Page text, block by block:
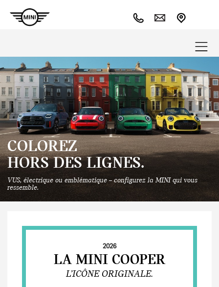
COLOREZ
HORS DES LIGNES.
VUS, électrique ou emblématique – configurez la MINI qui vous
ressemble.
2026
LA MINI COOPER
L’ICÔNE ORIGINALE.